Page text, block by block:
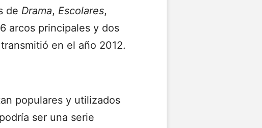
de Drama, Escolares,
arcos principales y dos
en el año 2012.
populares y utilizados
ser una serie